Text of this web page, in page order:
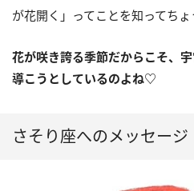
が花開く」ってことを知ってちょ
花が咲き誇る季節だからこそ、
導こうとしているのよね♡
さそり座へのメッセージ